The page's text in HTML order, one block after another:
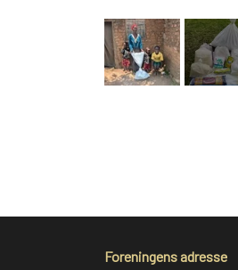
Foreningens adresse